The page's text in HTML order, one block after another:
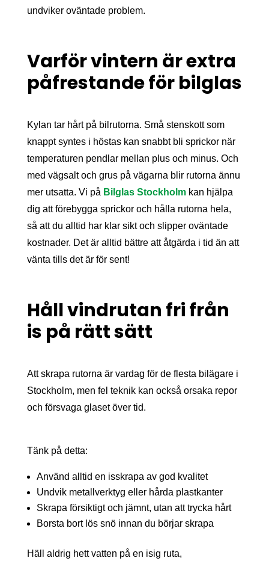
undviker oväntade problem.
Varför vintern är extra
påfrestande för bilglas
Kylan tar hårt på bilrutorna. Små stenskott som
knappt syntes i höstas kan snabbt bli sprickor när
temperaturen pendlar mellan plus och minus. Och
med vägsalt och grus på vägarna blir rutorna ännu
mer utsatta. Vi på Bilglas Stockholmkan hjälpa
dig att förebygga sprickor och hålla rutorna hela,
så att du alltid har klar sikt och slipper oväntade
kostnader. Det är alltid bättre att åtgärda i tid än att
vänta tills det är för sent!
Håll vindrutan fri från
is på rätt sätt
Att skrapa rutorna är vardag för de flesta bilägare i
Stockholm, men fel teknik kan också orsaka repor
och försvaga glaset över tid.
Tänk på detta:
Använd alltid en isskrapa av god kvalitet
Undvik metallverktyg eller hårda plastkanter
Skrapa försiktigt och jämnt, utan att trycka hårt
Borsta bort lös snö innan du börjar skrapa
Häll aldrig hett vatten på en isig ruta,